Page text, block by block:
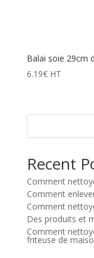
Balai soie 29cm
6.19€ HT
Recent
Comment
Comment
Comment
Des produits et
Comment
friteuse de